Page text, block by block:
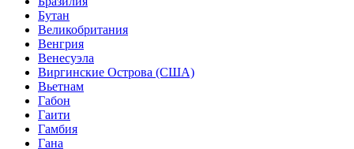
Бутан
Великобритания
Венгрия
Венесуэла
Виргинские Острова (США)
Вьетнам
Габон
Гаити
Гамбия
Гана